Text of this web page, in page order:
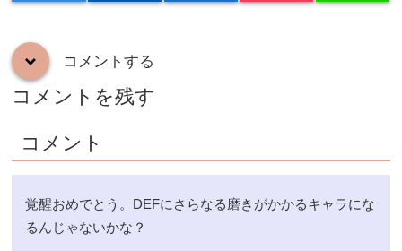
down コメントする
コメントを残す
コメント
覚醒おめでとう。DEFにさらなる磨きがかかるキャラにな
るんじゃないかな？